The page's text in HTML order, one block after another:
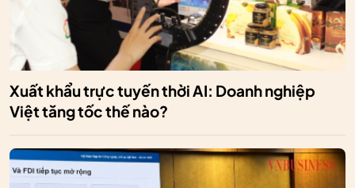
Xuất khẩu trực tuyến thời AI: Doanh nghiệp
Việt tăng tốc thế nào?